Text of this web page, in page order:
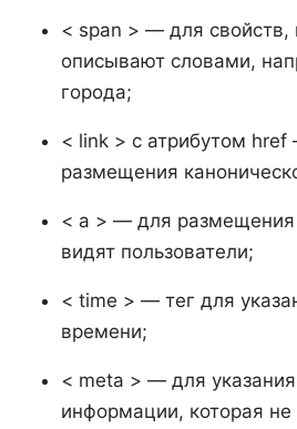
< span > — для свойств,
описывают словами,
города;
< link > с атрибутом href
размещения
< a > — для размещения
видят пользователи;
< time > — тег для
времени;
< meta > — для
информации, которая